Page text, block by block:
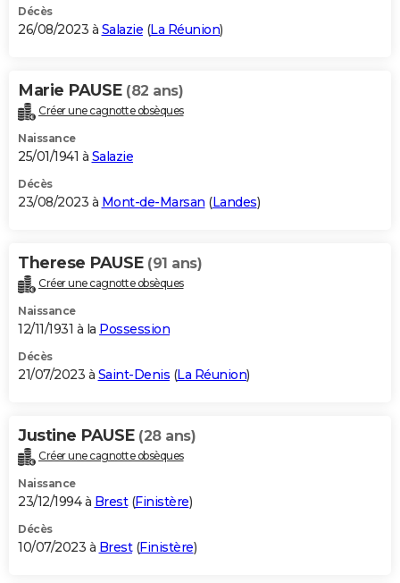
Décès
26/08/2023 à Salazie (La Réunion)
Marie PAUSE (82 ans)
Créer une cagnotte obsèques
Naissance
25/01/1941 à Salazie
Décès
23/08/2023 à Mont-de-Marsan (Landes)
Therese PAUSE (91 ans)
Créer une cagnotte obsèques
Naissance
12/11/1931 à la Possession
Décès
21/07/2023 à Saint-Denis (La Réunion)
Justine PAUSE (28 ans)
Créer une cagnotte obsèques
Naissance
23/12/1994 à Brest(Finistère)
Décès
10/07/2023 à Brest(Finistère)